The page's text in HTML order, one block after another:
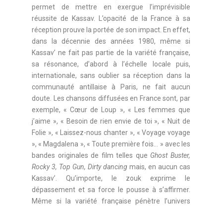
permet de mettre en exergue l’imprévisible
réussite de Kassav. L’opacité de la France à sa
réception prouve la portée de son impact. En effet,
dans la décennie des années 1980, même si
Kassav’ ne fait pas partie de la variété française,
sa résonance, d’abord à l’échelle locale puis,
internationale, sans oublier sa réception dans la
communauté antillaise à Paris, ne fait aucun
doute. Les chansons diffusées en France sont, par
exemple, « Cœur de Loup », « Les femmes que
j’aime », « Besoin de rien envie de toi », « Nuit de
Folie », « Laissez-nous chanter », « Voyage voyage
», « Magdalena », « Toute première fois… » avec les
bandes originales de film telles que Ghost Buster,
Rocky 3, Top Gun, Dirty dancing mais, en aucun cas
Kassav’. Qu’importe, le zouk exprime le
dépassement et sa force le pousse à s’affirmer.
Même si la variété française pénètre l’univers